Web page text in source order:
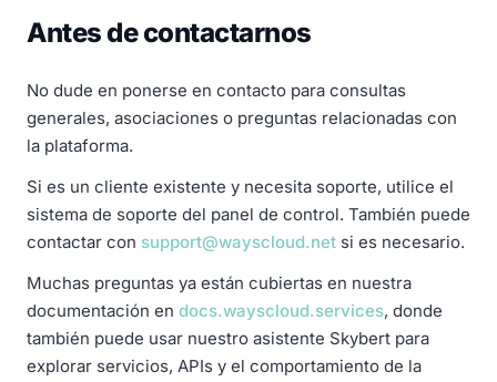
Antes de contactarnos
No dude en ponerse en contacto para consultas
generales, asociaciones o preguntas relacionadas con
la plataforma.
Si es un cliente existente y necesita soporte, utilice el
sistema de soporte del panel de control. También puede
contactar con support@wayscloud.net si es necesario.
Muchas preguntas ya están cubiertas en nuestra
documentación en docs.wayscloud.services, donde
también puede usar nuestro asistente Skybert para
explorar servicios, APIs y el comportamiento de la